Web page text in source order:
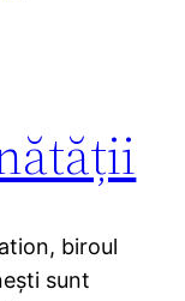
biroul
sunt